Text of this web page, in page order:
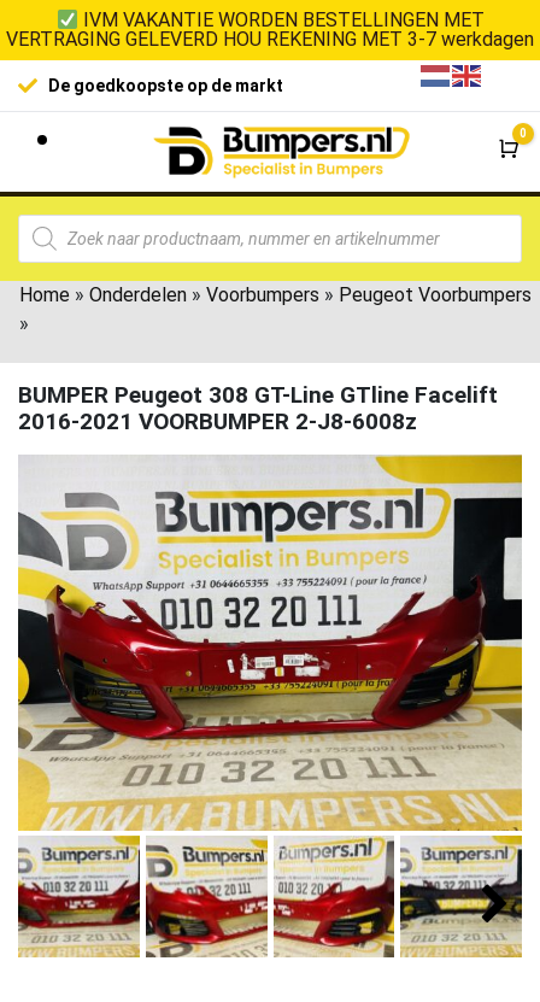
IVM VAKANTIE WORDEN BESTELLINGEN MET
VERTRAGING GELEVERD HOU REKENING MET 3-7 werkdagen
De goedkoopste op de markt
0
Home » Onderdelen » Voorbumpers » Peugeot Voorbumpers
»
BUMPER Peugeot 308 GT-Line GTline Facelift
2016-2021 VOORBUMPER 2-J8-6008z